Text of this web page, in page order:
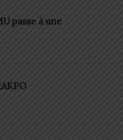
passe à une